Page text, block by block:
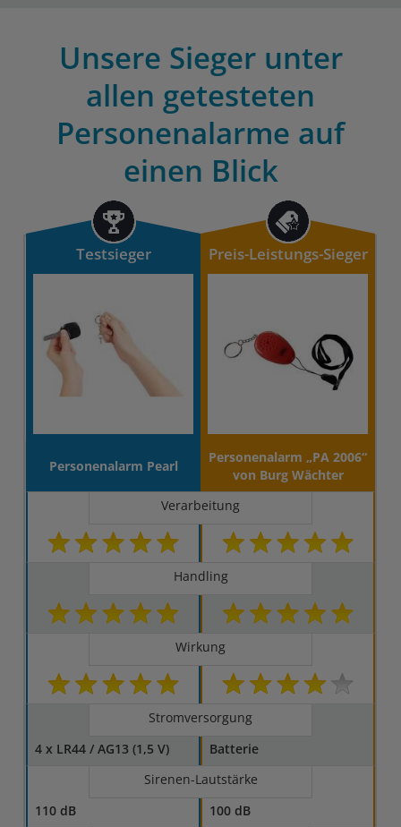
Unsere Sieger unter
allen getesteten
Personenalarme auf
einen Blick
Testsieger Preis-Leistungs-Sieger
Personenalarm Pearl
Personenalarm „PA 2006“
von Burg Wächter
Verarbeitung
Handling
Wirkung
Stromversorgung
4 x LR44 / AG13 (1,5 V)
Batterie
Sirenen-Lautstärke
110 dB
100 dB